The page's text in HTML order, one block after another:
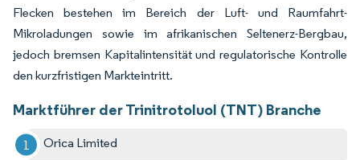
Flecken bestehen im Bereich der Luft- und Raumfahrt-
Mikroladungen sowie im afrikanischen Seltenerz-Bergbau,
jedoch bremsen Kapitalintensität und regulatorische Kontrolle
den kurzfristigen Markteintritt.
Marktführer der Trinitrotoluol (TNT) Branche
Orica Limited